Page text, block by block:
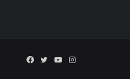
Facebook
TwitterYouTubeInstagram